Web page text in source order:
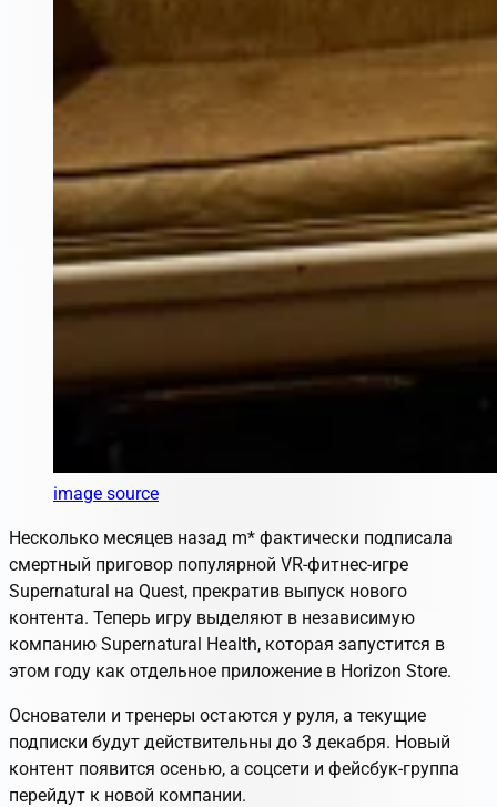
image source
Несколько месяцев назад m* фактически подписала
смертный приговор популярной VR-фитнес-игре
Supernatural на Quest, прекратив выпуск нового
контента. Теперь игру выделяют в независимую
компанию Supernatural Health, которая запустится в
этом году как отдельное приложение в Horizon Store.
Основатели и тренеры остаются у руля, а текущие
подписки будут действительны до 3 декабря. Новый
контент появится осенью, а соцсети и фейсбук-группа
перейдут к новой компании.